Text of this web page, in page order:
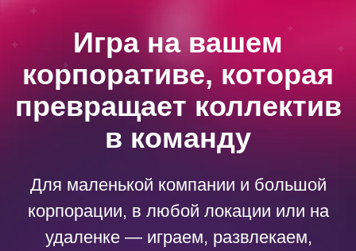
Для маленькой компании и большой
корпорации, в любой локации или на
удаленке — играем, развлекаем,
объединяем
Смотреть презентацию
Оставить заявку